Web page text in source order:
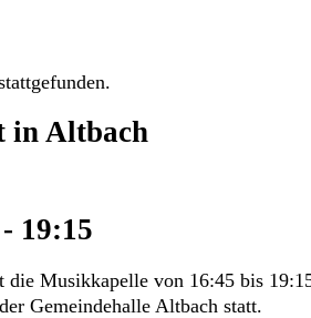
in Altbach
- 19:15
die Musikkapelle von 16:45 bis
Gemeindehalle Altbach statt.